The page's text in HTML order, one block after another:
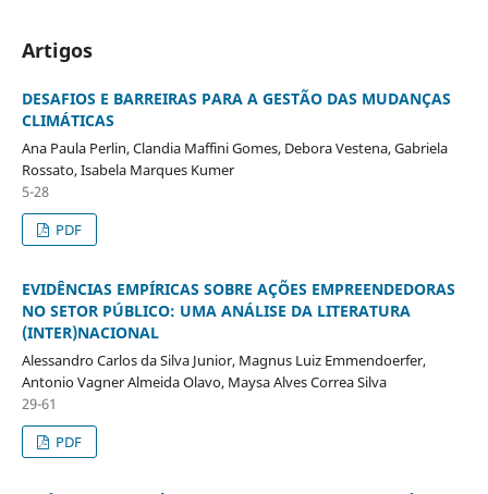
Artigos
DESAFIOS E BARREIRAS PARA A GESTÃO DAS MUDANÇAS
CLIMÁTICAS
Ana Paula Perlin, Clandia Maffini Gomes, Debora Vestena, Gabriela
Rossato, Isabela Marques Kumer
5-28
PDF
EVIDÊNCIAS EMPÍRICAS SOBRE AÇÕES EMPREENDEDORAS
NO SETOR PÚBLICO: UMA ANÁLISE DA LITERATURA
(INTER)NACIONAL
Alessandro Carlos da Silva Junior, Magnus Luiz Emmendoerfer,
Antonio Vagner Almeida Olavo, Maysa Alves Correa Silva
29-61
PDF